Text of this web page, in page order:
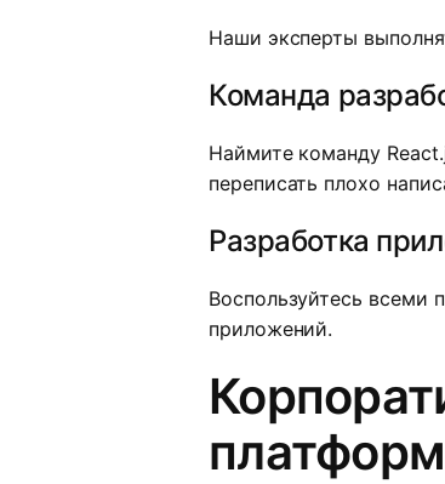
Наши эксперты
Команда
Наймите команду
переписать плохо
Разработка
Воспользуйтесь
приложений.